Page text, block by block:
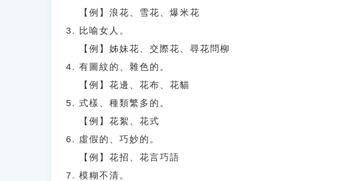
【例】浪花、雪花、爆米花
比喻女人。
【例】姊妹花、交際花、尋花問柳
有圖紋的、雜色的。
【例】花邊、花布、花貓
式樣、種類繁多的。
【例】花絮、花式
虛假的、巧妙的。
【例】花招、花言巧語
模糊不清。